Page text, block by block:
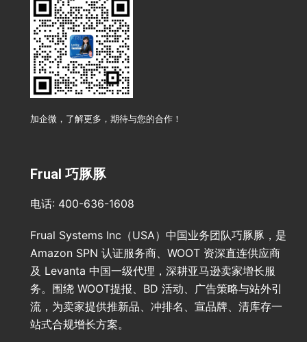
加企微，了解更多，期待与您的合作！
Frual 巧豚豚
电话: 400-636-1608
Frual Systems Inc（USA）中国业务团队巧豚豚，是
Amazon SPN 认证服务商、WOOT 资深直连供应商
及 Levanta 中国一级代理，深耕亚马逊卖家增长服
务。围绕 WOOT提报、BD 活动、广告策略与站外引
流，为卖家提供推新品、冲排名、宣品牌、清库存一
站式合规增长方案。